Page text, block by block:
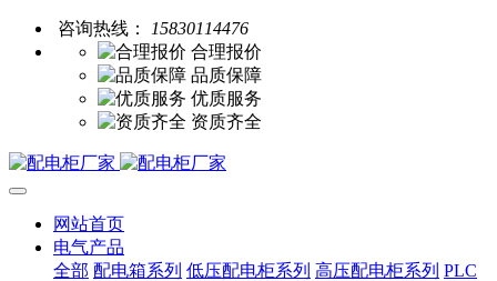
咨询热线：
15830114476
合理报价
品质保障
优质服务
资质齐全
网站首页
电气产品
全部 配电箱系列 低压配电柜系列 高压配电柜系列 PLC